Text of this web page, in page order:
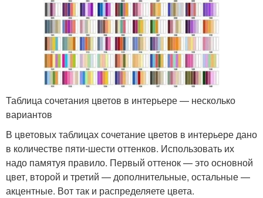
Таблица сочетания цветов в интерьере — несколько
вариантов
В цветовых таблицах сочетание цветов в интерьере дано
в количестве пяти-шести оттенков. Использовать их
надо памятуя правило. Первый оттенок — это основной
цвет, второй и третий — дополнительные, остальные —
акцентные. Вот так и распределяете цвета.